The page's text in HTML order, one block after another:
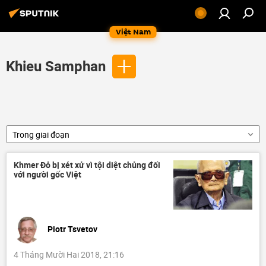
Việt Nam
Khieu Samphan
Trong giai đoạn
Khmer Đỏ bị xét xử vì tội diệt chủng đối
với người gốc Việt
Piotr Tsvetov
4 Tháng Mười Hai 2018, 21:16